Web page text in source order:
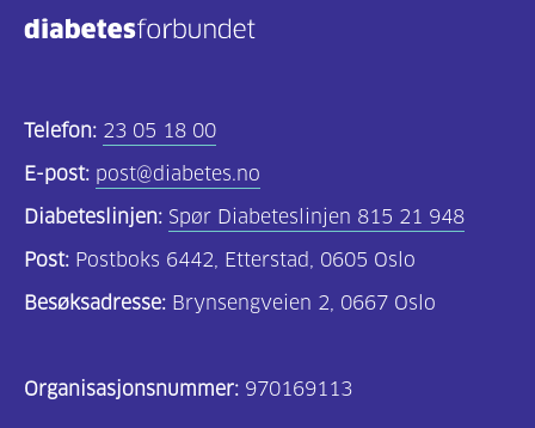
Salater
Småretter
(118)
Dessert
(41)
(29)
Telefon: 23 05 18 00
E-post: post@diabetes.no
Diabeteslinjen: Spør Diabeteslinjen 815 21 948
Post: Postboks 6442, Etterstad, 0605 Oslo
Besøksadresse: Brynsengveien 2, 0667 Oslo
Organisasjonsnummer: 970169113